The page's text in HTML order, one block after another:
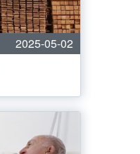
2025-05-02